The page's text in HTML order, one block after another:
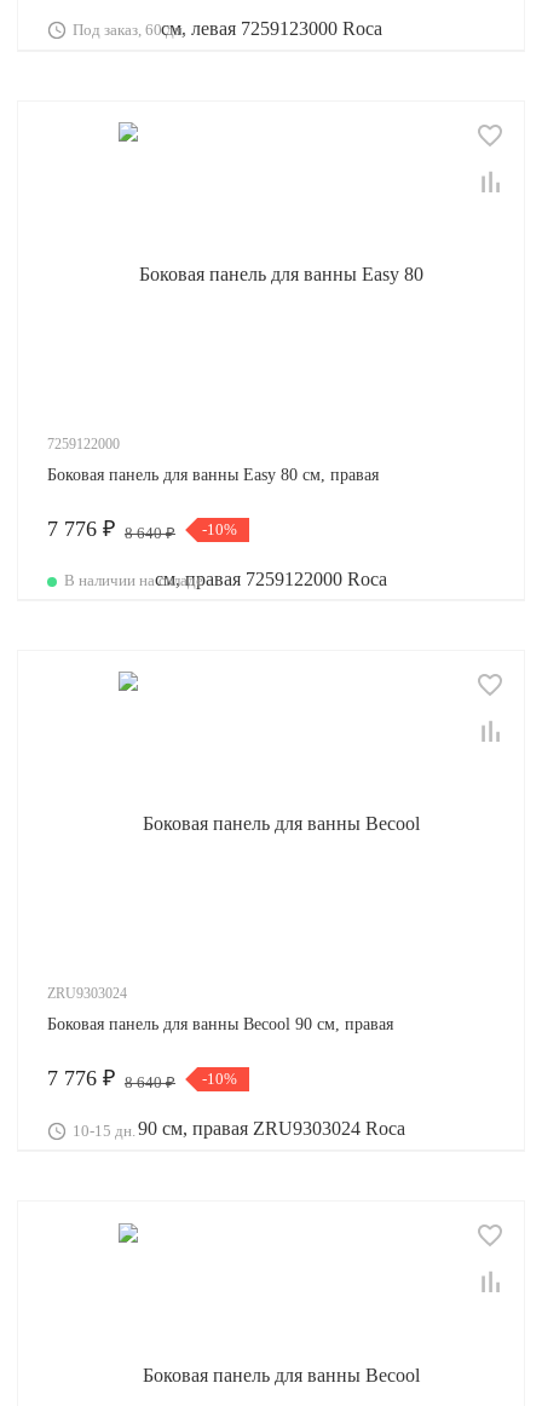
Под заказ, 60 дн.
7259122000
Боковая панель для ванны Easy 80 см, правая
7 776 ₽ 8 640 ₽ -10%
В наличии на складе
ZRU9303024
Боковая панель для ванны Becool 90 см, правая
7 776 ₽ 8 640 ₽ -10%
10-15 дн.